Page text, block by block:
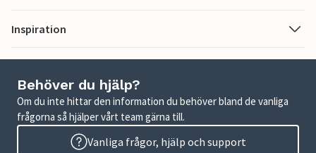
Inspiration
Behöver du hjälp?
Om du inte hittar den information du behöver bland de vanliga
frågorna så hjälper vårt team gärna till.
Vanliga frågor, hjälp och support